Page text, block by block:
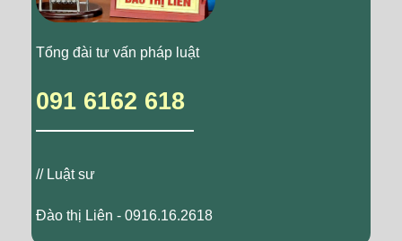
Tổng đài tư vấn pháp luật
091 6162 618
// Luật sư
Đào thị Liên - 0916.16.2618